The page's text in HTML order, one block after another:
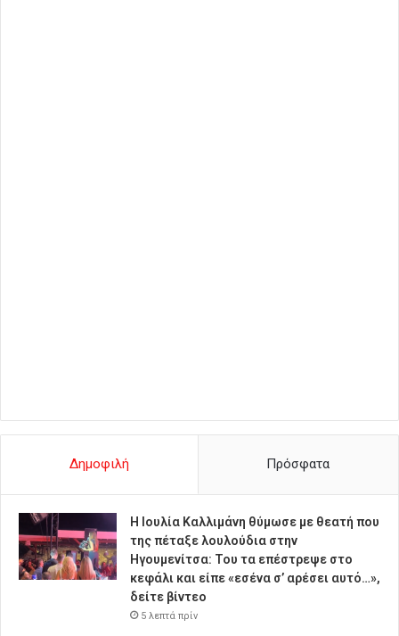
Δημοφιλή Πρόσφατα
Η Ιουλία Καλλιμάνη θύμωσε με θεατή που
της πέταξε λουλούδια στην
Ηγουμενίτσα: Του τα επέστρεψε στο
κεφάλι και είπε «εσένα σ’ αρέσει αυτό…»,
δείτε βίντεο
5 λεπτά πρίν